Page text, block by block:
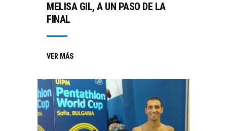
MELISA GIL, A UN PASO DE LA
FINAL
VER MÁS